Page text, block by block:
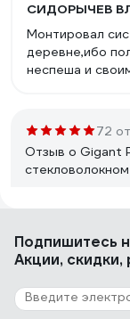
СИДОРЫЧЕВ
Монтировал
деревне,ибо
неспеша и
пола.При такой
бухты хватило
Отличный
качество.
72
Отзыв о Gigant
Труба
11
Подпишитесь
Акции,